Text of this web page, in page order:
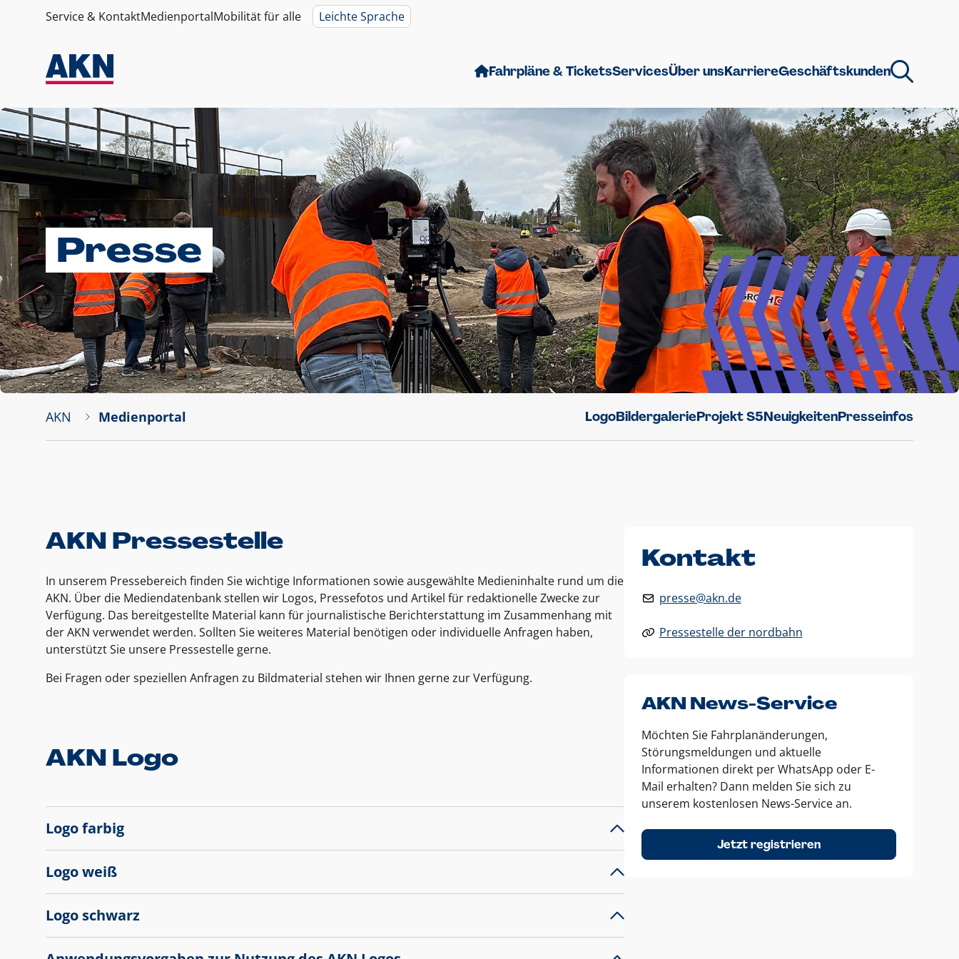
Service & KontaktMedienportalMobilität für alle Leichte Sprache
Fahrpläne & TicketsServicesÜber unsKarriereGeschäftskunden
Presse
AKN Medienportal LogoBildergalerieProjekt S5NeuigkeitenPresseinfos
AKN Pressestelle
In unserem Pressebereich finden Sie wichtige Informationen sowie ausgewählte Medieninhalte rund um die
AKN. Über die Mediendatenbank stellen wir Logos, Pressefotos und Artikel für redaktionelle Zwecke zur
Verfügung. Das bereitgestellte Material kann für journalistische Berichterstattung im Zusammenhang mit
der AKN verwendet werden. Sollten Sie weiteres Material benötigen oder individuelle Anfragen haben,
unterstützt Sie unsere Pressestelle gerne.
Bei Fragen oder speziellen Anfragen zu Bildmaterial stehen wir Ihnen gerne zur Verfügung.
AKN Logo
Logo farbig
Logo weiß
Logo schwarz
Kontakt
presse@akn.de
Pressestelle der nordbahn
AKN News-Service
Möchten Sie Fahrplanänderungen,
Störungsmeldungen und aktuelle
Informationen direkt per WhatsApp oder E-
Mail erhalten? Dann melden Sie sich zu
unserem kostenlosen News-Service an.
Jetzt registrieren